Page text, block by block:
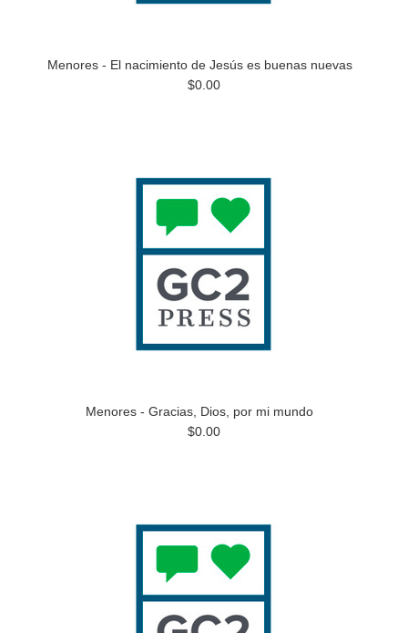
Menores - El nacimiento de Jesús es buenas nuevas
$0.00
Menores - Gracias, Dios, por mi mundo
$0.00